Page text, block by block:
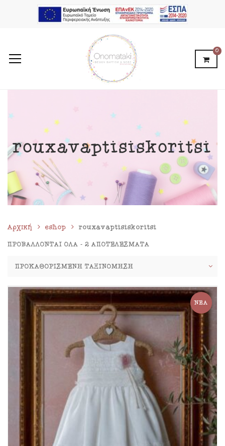
0
rouxavaptisiskoritsi
Αρχική eshop rouxavaptisiskoritsi
ΠΡΟΒΆΛΛΟΝΤΑΙ ΌΛΑ - 2 ΑΠΟΤΕΛΈΣΜΑΤΑ
ΝΈΑ